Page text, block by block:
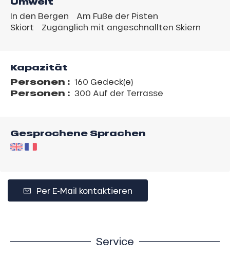
In den Bergen
Am Fuße der Pisten
Skiort
Zugänglich mit angeschnallten Skiern
Kapazität
Personen : 160 Gedeck(e)
Personen : 300 Auf der Terrasse
Gesprochene Sprachen
Per E-Mail kontaktieren
Service